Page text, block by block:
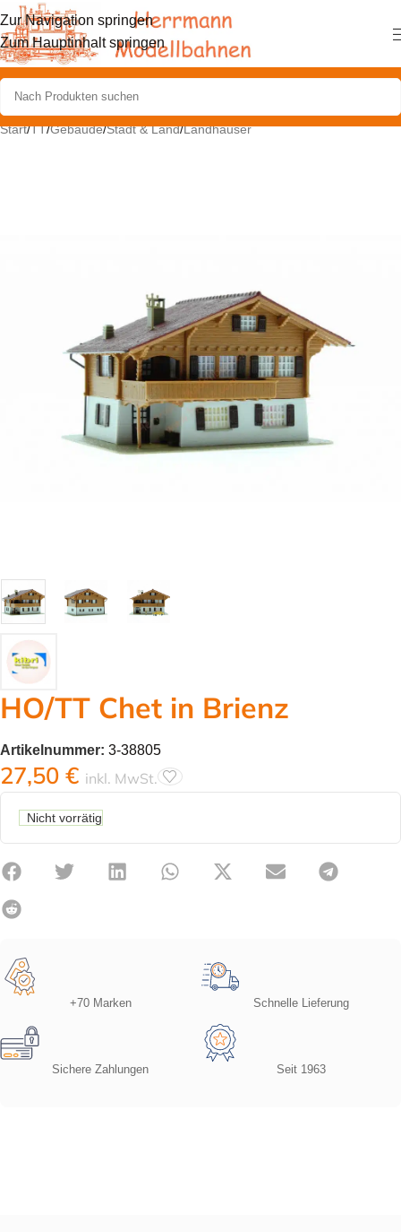
Zur Navigation springen
Zum Hauptinhalt springen
Start/TT/Gebäude/Stadt & Land/Landhäuser
HO/TT Chet in Brienz
Artikelnummer: 3-38805
27,50 € inkl. MwSt.
Nicht vorrätig
+70 Marken Schnelle Lieferung
Sichere Zahlungen Seit 1963